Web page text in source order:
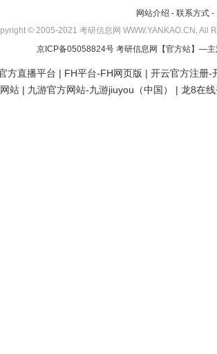
网站介绍 - 联系方式 -
© 2005-2021 考研信息网 WWW.YANKAO.CN,
京ICP备05058824号 考研信息网 【官方站】—
方直播平台 | FH平台-FH网页版 | 开云官方注册-
站 | 九游官方网站-九游jiuyou（中国） | 龙8在